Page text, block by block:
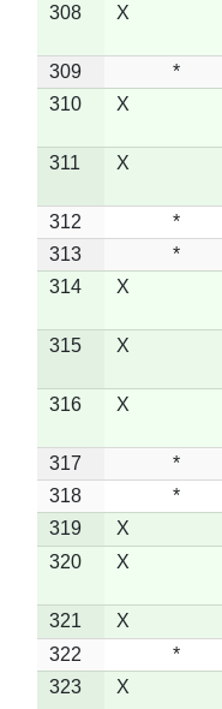
308
X
309 *
310
X
311 X
312 *
313
*
314
X
315 X
316 X
317 *
318
*
319
X
320
X
321 X
322
*
323
X